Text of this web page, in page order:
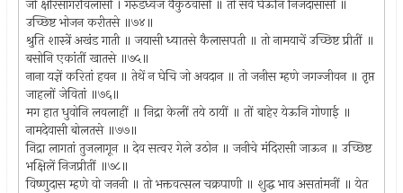
जो क्षीरसागरविलासी । गरुडध्वज वैकुंठवासी ॥ तो सवें घेऊनि निजदासांसी ॥
उच्छिष्ट भोजन करीतसे ॥७४॥
श्रुति शास्त्रें अखंड गाती ॥ जयासी ध्यातसे कैलासपती ॥ तो नामयाचें उच्छिष्ट प्रीतीं ॥
बसोनि एकांतीं खातसे ॥७५॥
नाना यज्ञें करितां हवन ॥ तेथें न घेचि जो अवदान ॥ तो जनीस म्हणे जगज्जीवन ॥ तृप्त
जाहलों जेवितां ॥७६॥
मग हात धुवोनि लवलाहीं ॥ निद्रा केलीं तये ठायीं ॥ तों बाहेर येऊनि गोणाई ॥
नामदेवासी बोलतसे ॥७७॥
निद्रा लागतां तुजलागून ॥ देव सत्वर गेले उठोन ॥ जनीचे मंदिरासी जाऊन ॥ उच्छिष्ट
भक्षिलें निजप्रीतीं ॥७८॥
विष्णुदास म्हणे वो जननी ॥ तो भक्तवत्सल चक्रपाणी ॥ शुद्ध भाव असतांमनीं ॥ येत